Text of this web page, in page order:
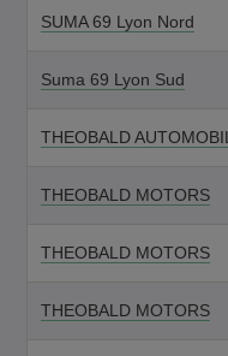
SUMA 69 Lyon Nord
Suma 69 Lyon Sud
THEOBALD
THEOBALD MOTORS
THEOBALD MOTORS
THEOBALD MOTORS